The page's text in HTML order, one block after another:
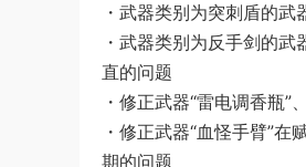
・武器类别为突刺盾的
・武器类别为反手剑的
直的问题
・修正武器“雷电调香瓶
・修正武器“血怪手臂”
期的问题